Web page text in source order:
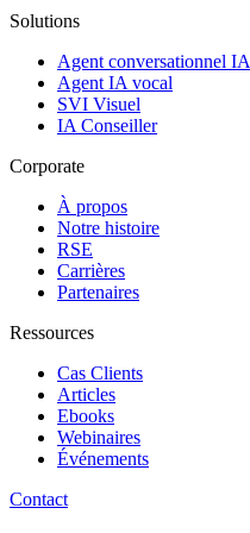
Solutions
Agent conversationnel IA
Agent IA vocal
SVI Visuel
IA Conseiller
Corporate
À propos
Notre histoire
RSE
Carrières
Partenaires
Ressources
Cas Clients
Articles
Ebooks
Webinaires
Événements
Contact